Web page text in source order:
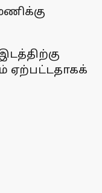
ஏற்பட்டதாகக்